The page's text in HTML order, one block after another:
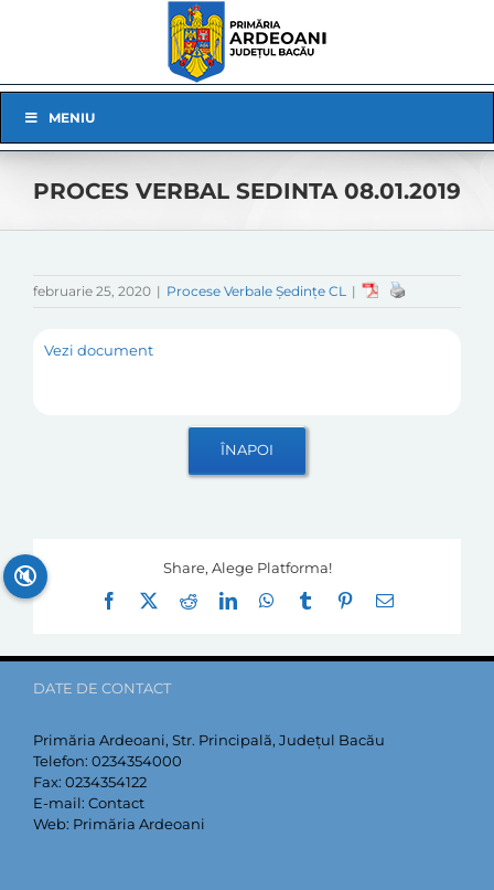
Navigation
MENIU
PROCES VERBAL SEDINTA 08.01.2019
februarie 25, 2020 | Procese Verbale Ședințe CL |
Vezi document
Share, Alege Platforma!
Facebook
RedditLinkedInWhatsApp
Tumblr Pinterest
E-
DATE DE CONTACT
Primăria Ardeoani, Str. Principală, Județul Bacău
Telefon: 0234354000
Fax: 0234354122
E-mail: Contact
Web: Primăria Ardeoani
🔇